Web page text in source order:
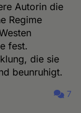
Autorin die
Regime
fest.
die sie
beunruhigt.
7